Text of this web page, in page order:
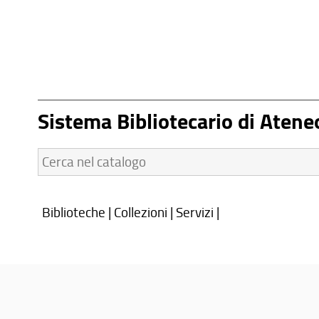
Sistema Bibliotecario di
Cerca
nel
Biblioteche | Collezioni | Servizi |